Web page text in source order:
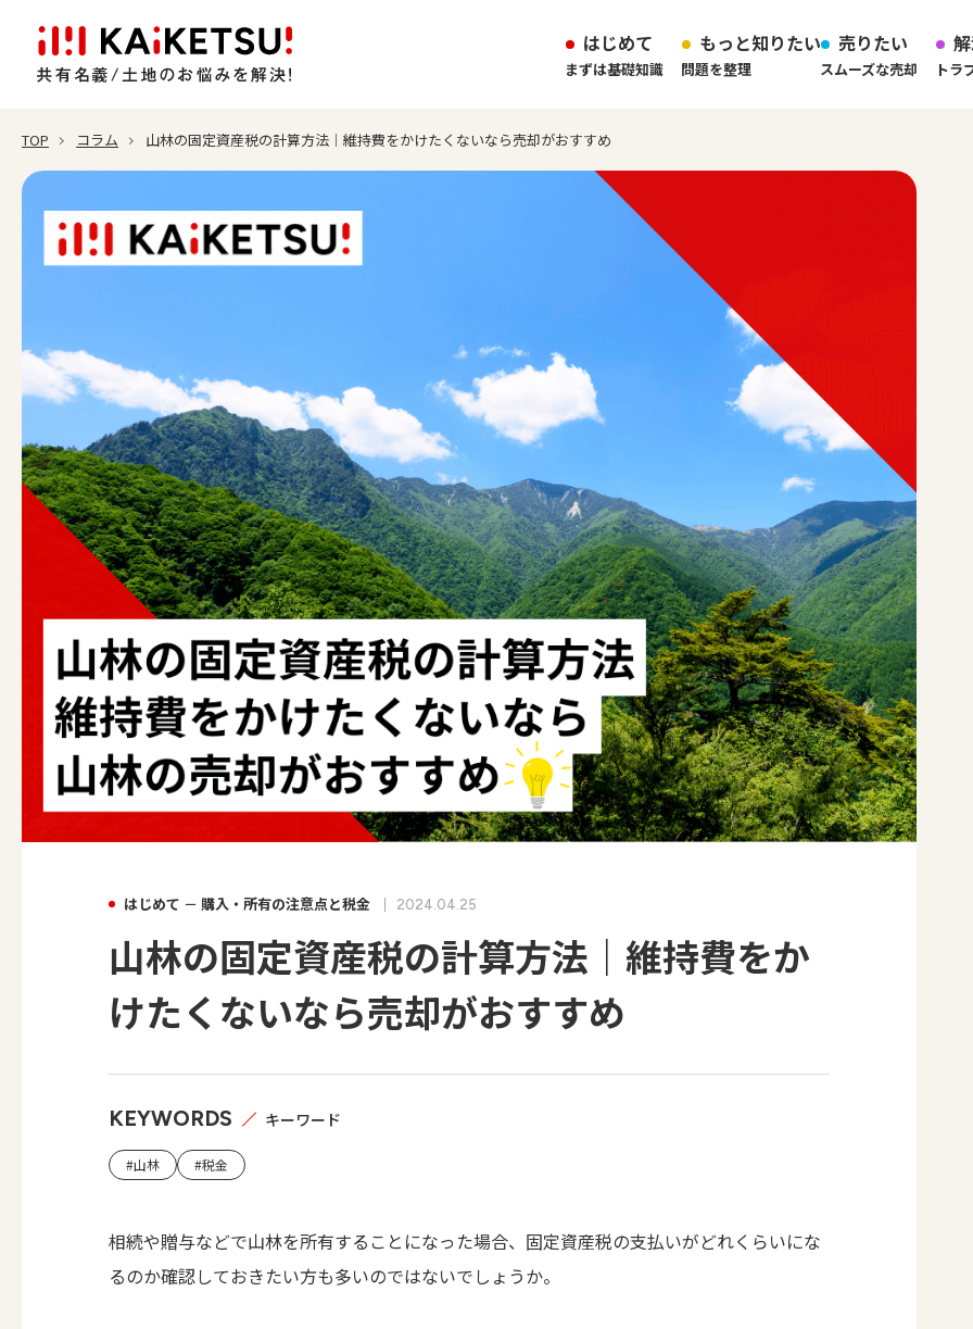
はじめて
まずは基礎知識
もっと知りたい
問題を整理
売りたい
スムーズな売却 トラ
TOP コラム 山林の固定資産税の計算方法｜維持費をかけたくないなら売却がおすすめ
はじめて － 購入・所有の注意点と税金 2024.04.25
山林の固定資産税の計算方法｜維持費をか
けたくないなら売却がおすすめ
KEYWORDS キーワード
#山林 #税金
相続や贈与などで山林を所有することになった場合、固定資産税の支払いがどれくらいにな
るのか確認しておきたい方も多いのではないでしょうか。